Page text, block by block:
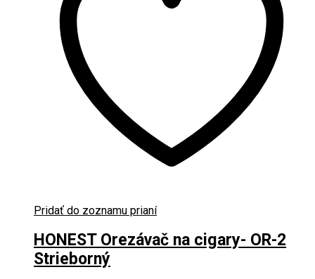
Pridať do zoznamu prianí
HONEST Orezávač na cigary- OR-2
Strieborný